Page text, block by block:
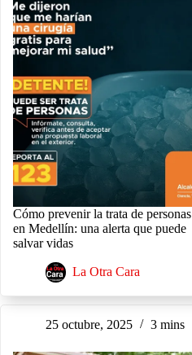
Cómo prevenir la trata de personas
en Medellín: una alerta que puede
salvar vidas
La Otra Cara
25 octubre, 2025 3 mins